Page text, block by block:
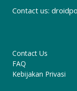
Contact us:
Contact Us
FAQ
Kebijakan Privasi